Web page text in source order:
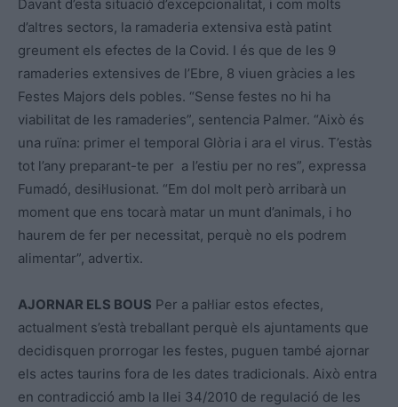
Davant d’esta situació d’excepcionalitat, i com molts
d’altres sectors, la ramaderia extensiva està patint
greument els efectes de la Covid. I és que de les 9
ramaderies extensives de l’Ebre, 8 viuen gràcies a les
Festes Majors dels pobles. “Sense festes no hi ha
viabilitat de les ramaderies”, sentencia Palmer. “Això és
una ruïna: primer el temporal Glòria i ara el virus. T’estàs
tot l’any preparant-te per a l’estiu per no res”, expressa
Fumadó, desil·lusionat. “Em dol molt però arribarà un
moment que ens tocarà matar un munt d’animals, i ho
haurem de fer per necessitat, perquè no els podrem
alimentar”, advertix.
AJORNAR ELS BOUS Per a pal·liar estos efectes,
actualment s’està treballant perquè els ajuntaments que
decidisquen prorrogar les festes, puguen també ajornar
els actes taurins fora de les dates tradicionals. Això entra
en contradicció amb la llei 34/2010 de regulació de les